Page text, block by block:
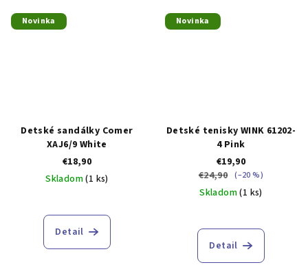
Novinka
Detské sandálky Comer
XAJ6/9 White
€18,90
Skladom(1 ks)
Detail
Novinka
Detské tenisky WINK 61202-
4 Pink
€19,90
€24,90 (–20 %)
Skladom(1 ks)
Detail